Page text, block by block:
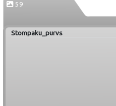
59
Stompaku_purvs